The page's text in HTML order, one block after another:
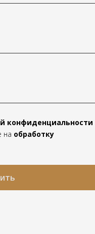
сроки и конечную
конфиденциальности
на обработку